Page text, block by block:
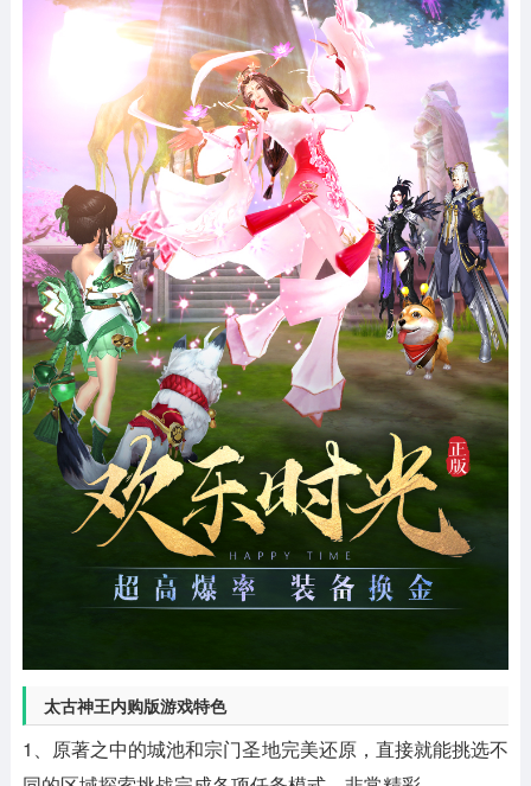
太古神王内购版游戏特色
1、原著之中的城池和宗门圣地完美还原，直接就能挑选不